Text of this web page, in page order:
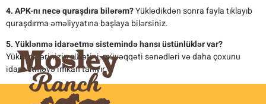
4. APK-nı necə quraşdıra bilərəm?Yüklədikdən sonra fayla tıklayıb
quraşdırma əməliyyatına başlaya bilərsiniz.
5. Yüklənmə idarəetmə sistemində hansı üstünlüklər var?
Yükləmələrinizin sürətini, müvəqqəti sənədləri və daha çoxunu
idarə etməyə imkan tanıyır.